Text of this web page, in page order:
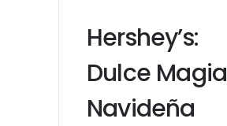
Hershey’s:
Dulce Magia
Navideña